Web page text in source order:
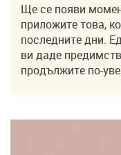
Ще се появи
приложите това,
последните дни.
ви даде
продължите по-